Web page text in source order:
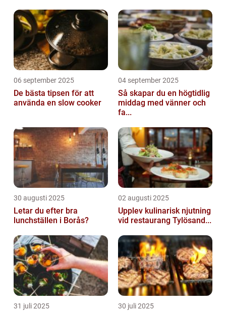
06 september 2025
De bästa tipsen för att
använda en slow cooker
04 september 2025
Så skapar du en högtidlig
middag med vänner och
fa...
30 augusti 2025
Letar du efter bra
lunchställen i Borås?
02 augusti 2025
Upplev kulinarisk njutning
vid restaurang Tylösand...
31 juli 2025 30 juli 2025